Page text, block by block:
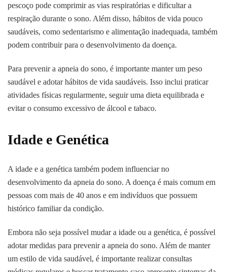
pescoço pode comprimir as vias respiratórias e dificultar a
respiração durante o sono. Além disso, hábitos de vida pouco
saudáveis, como sedentarismo e alimentação inadequada, também
podem contribuir para o desenvolvimento da doença.
Para prevenir a apneia do sono, é importante manter um peso
saudável e adotar hábitos de vida saudáveis. Isso inclui praticar
atividades físicas regularmente, seguir uma dieta equilibrada e
evitar o consumo excessivo de álcool e tabaco.
Idade e Genética
A idade e a genética também podem influenciar no
desenvolvimento da apneia do sono. A doença é mais comum em
pessoas com mais de 40 anos e em indivíduos que possuem
histórico familiar da condição.
Embora não seja possível mudar a idade ou a genética, é possível
adotar medidas para prevenir a apneia do sono. Além de manter
um estilo de vida saudável, é importante realizar consultas